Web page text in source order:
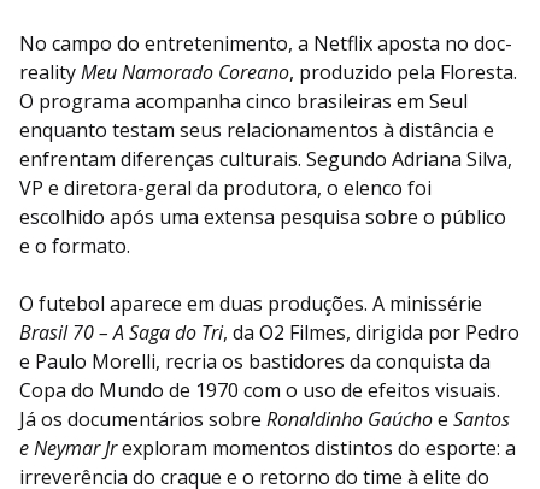
No campo do entretenimento, a Netflix aposta no doc-
realityMeu Namorado Coreano, produzido pela Floresta.
O programa acompanha cinco brasileiras em Seul
enquanto testam seus relacionamentos à distância e
enfrentam diferenças culturais. Segundo Adriana Silva,
VP e diretora-geral da produtora, o elenco foi
escolhido após uma extensa pesquisa sobre o público
e o formato.
O futebol aparece em duas produções. A minissérie
Brasil 70 – A Saga do Tri, da O2 Filmes, dirigida por Pedro
e Paulo Morelli, recria os bastidores da conquista da
Copa do Mundo de 1970 com o uso de efeitos visuais.
Já os documentários sobre Ronaldinho Gaúchoe Santos
e Neymar Jrexploram momentos distintos do esporte: a
irreverência do craque e o retorno do time à elite do